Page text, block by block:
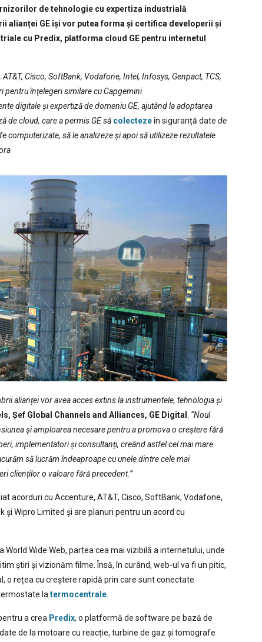
de tehnologie cu expertiza industrială
alianței GE își vor putea forma și certifica developerii și
cu Predix, platforma cloud GE pentru internetul
Cisco, SoftBank, Vodafone, Intel, Infosys, Genpact, TCS,
pentru înţelegeri similare cu Capgemini
digitale și expertiză de domeniu GE, ajutând la adoptarea
de cloud, care a permis GE să colectezeîn siguranță date de
computerizate, să le analizeze și apoi să utilizeze rezultatele
alianței vor avea acces extins la instrumentele, tehnologia și
Șef Global Channels and Alliances, GE Digital . “Noul
și amploarea necesare pentru a promova o creștere fără
implementatori și consultanți, creând astfel cel mai mare
să lucrăm îndeaproape cu unele dintre cele mai
clienților o valoare fără precedent.”
acorduri cu Accenture, AT&T, Cisco, SoftBank, Vodafone,
și Wipro Limited și are planuri pentru un acord cu
Wide Web, partea cea mai vizibilă a internetului, unde
știri și vizionăm filme. Însă, în curând, web-ul va fi un pitic,
o rețea cu creștere rapidă prin care sunt conectate
latermocentrale.
a crea Predix, o platformă de software pe bază de
de la motoare cu reacție, turbine de gaz și tomografe